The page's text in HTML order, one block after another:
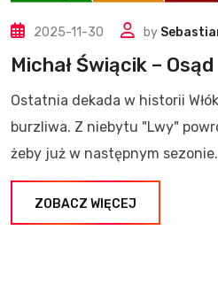
2025-11-30 by
Michał Świącik –
Ostatnia dekada w historii
burzliwa. Z niebytu "Lwy"
żeby już w następnym sezonie.
ZOBACZ WIĘCEJ